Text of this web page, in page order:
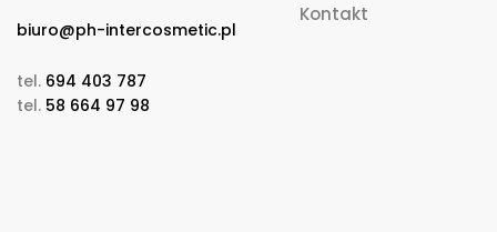
biuro@ph-intercosmetic.pl
tel. 694 403 787
tel. 58 664 97 98
Kontakt